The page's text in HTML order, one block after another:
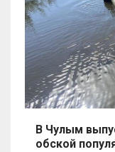
В Чулым
обской